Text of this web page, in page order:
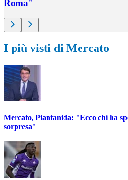
Roma"
I più visti di Mercato
Mercato, Piantanida: "Ecco chi ha
sorpresa"